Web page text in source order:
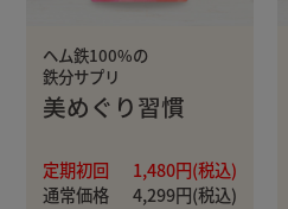
ヘム鉄100%の
鉄分サプリ
美めぐり習慣
定期初回
1,480円(税込)
通常価格
4,299円(税込)